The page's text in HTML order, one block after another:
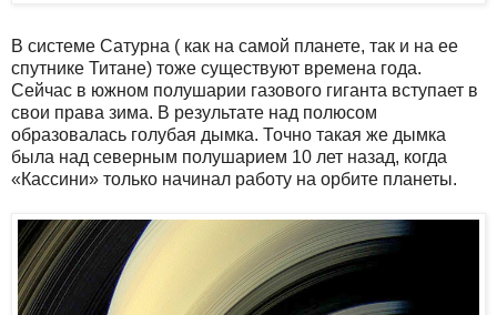
В системе Сатурна ( как на самой планете, так и на ее
спутнике Титане) тоже существуют времена года.
Сейчас в южном полушарии газового гиганта вступает в
свои права зима. В результате над полюсом
образовалась голубая дымка. Точно такая же дымка
была над северным полушарием 10 лет назад, когда
«Кассини» только начинал работу на орбите планеты.